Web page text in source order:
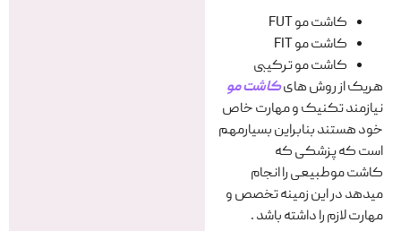
کاشت مو FUT
کاشت مو FIT
کاشت مو ترکیبی
هریک از روش هایکاشت مو
نیازمند تکنیک و مهارت خاص
خود هستند بنابراین بسیارمهم
است که پزشکی که
کاشت موطبیعی را انجام
میدهد در این زمینه تخصص و
مهارت لازم را داشته باشد .